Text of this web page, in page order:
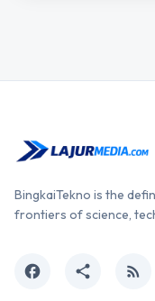
BingkaiTekno is the
frontiers of science,
facebook share rss_feed